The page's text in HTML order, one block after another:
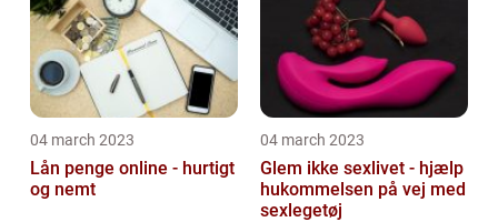
04 march 2023
Lån penge online - hurtigt
og nemt
04 march 2023
Glem ikke sexlivet - hjælp
hukommelsen på vej med
sexlegetøj